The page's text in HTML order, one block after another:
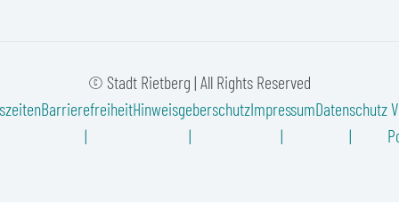
© Stadt Rietberg | All Rights Reserved
BarrierefreiheitHinweisgeberschutzImpressumDatenschutz